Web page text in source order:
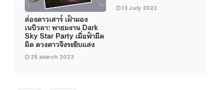
ส่องดาวเสาร์ เฝ้ามอง
เนบิวลา: พาชมงาน Dark
Sky Star Party เมื่อฟ้ามืด
มิด ดวงดาวจึงระยิบแสง
25 March 2023
13 July 2022